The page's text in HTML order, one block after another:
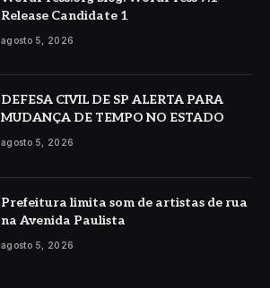
Release Candidate 1
agosto 5, 2026
DEFESA CIVIL DE SP ALERTA PARA
MUDANÇA DE TEMPO NO ESTADO
agosto 5, 2026
Prefeitura limita som de artistas de rua
na Avenida Paulista
agosto 5, 2026